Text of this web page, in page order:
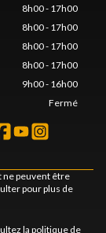
8h00 - 17h00
8h00 - 17h00
8h00 - 17h00
8h00 - 17h00
9h00 - 16h00
Fermé
ne peuvent être
pour plus de
la politique de